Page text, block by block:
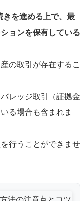
きを進める上で、最
ョンを保有している
の取引が存在するこ
レッジ取引（証拠金
る場合も含まれま
行うことができませ